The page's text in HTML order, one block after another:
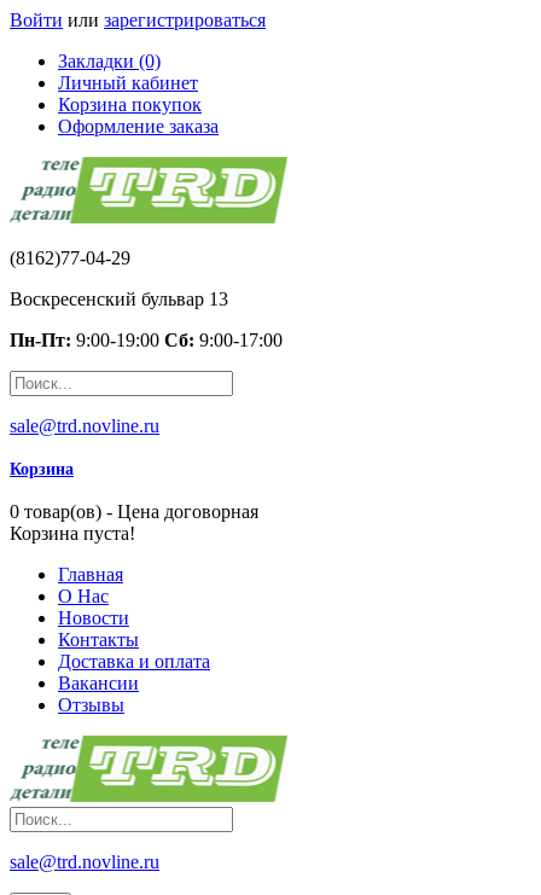
Войти или зарегистрироваться
Закладки (0)
Личный кабинет
Корзина покупок
Оформление заказа
(8162)77-04-29
Воскресенский бульвар 13
Пн-Пт: 9:00-19:00 Сб: 9:00-17:00
sale@trd.novline.ru
Корзина
0 товар(ов) - Цена договорная
Корзина пуста!
Главная
О Нас
Новости
Контакты
Доставка и оплата
Вакансии
Отзывы
sale@trd.novline.ru